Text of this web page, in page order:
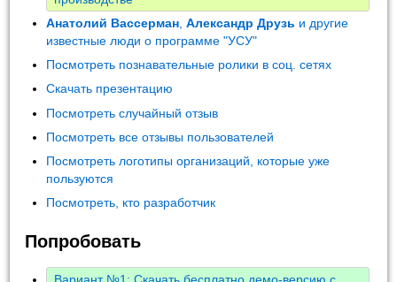
Анатолий Вассерман ,Александр Друзь и другие
известные люди о программе "УСУ"
Посмотреть познавательные ролики в соц. сетях
Скачать презентацию
Посмотреть случайный отзыв
Посмотреть все отзывы пользователей
Посмотреть логотипы организаций, которые уже
пользуются
Посмотреть, кто разработчик
Попробовать
Вариант №1: Скачать бесплатно демо-версию с